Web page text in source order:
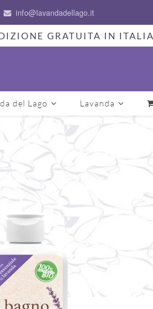
info@lavandadellago.it
GRATUITA IN
del Lago Lavanda